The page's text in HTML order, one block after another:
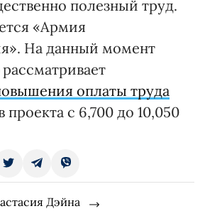
полезный труд.
«Армия
На данный момент
оплаты труда
проекта с 6,700 до 10,050
Дэйна